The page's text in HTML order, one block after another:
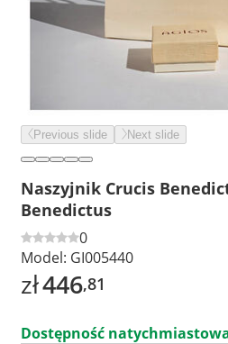
Previous slide Next slide
Naszyjnik Crucis
Benedictus
0
Model: GI005440
zł446,81
Dostępność